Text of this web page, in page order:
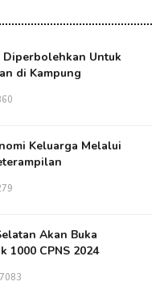
Diperbolehkan Untuk
di Kampung
Keluarga Melalui
Akan Buka
1000 CPNS 2024